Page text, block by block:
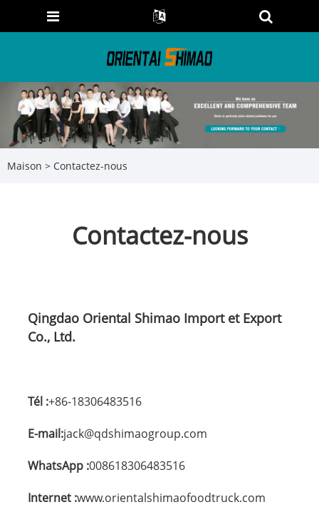
Maison > Contactez-nous
Contactez-nous
Qingdao Oriental Shimao Import et Export
Co., Ltd.
Tél :+86-18306483516
E-mail:jack@qdshimaogroup.com
WhatsApp :008618306483516
Internet :www.orientalshimaofoodtruck.com